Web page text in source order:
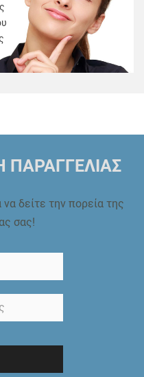
δείτε την πορεία της
σας!